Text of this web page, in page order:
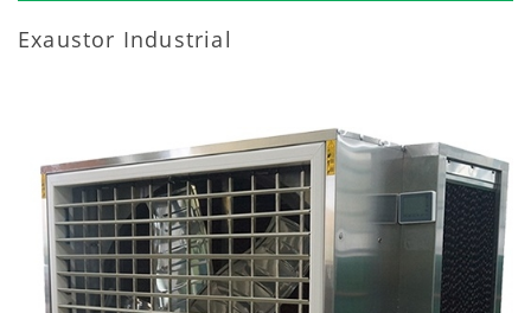
Exaustor Industrial